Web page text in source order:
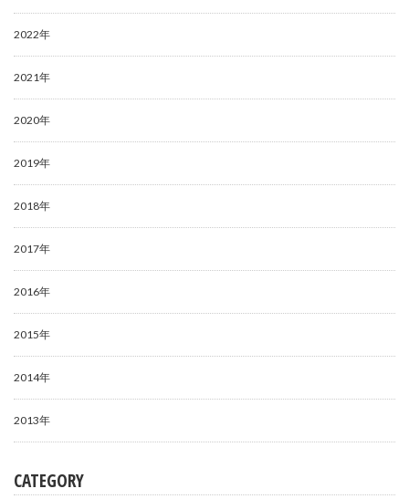
2022年
2021年
2020年
2019年
2018年
2017年
2016年
2015年
2014年
2013年
CATEGORY